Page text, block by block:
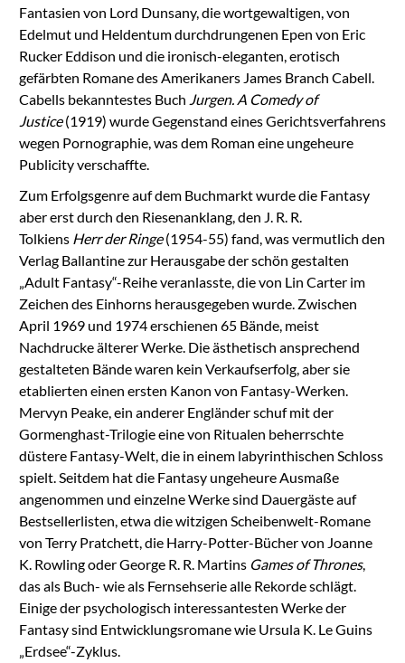
Fantasien von Lord Dunsany, die wortgewaltigen, von
Edelmut und Heldentum durchdrungenen Epen von Eric
Rucker Eddison und die ironisch-eleganten, erotisch
gefärbten Romane des Amerikaners James Branch Cabell.
Cabells bekanntestes Buch Jurgen. A Comedy of
Justice(1919) wurde Gegenstand eines Gerichtsverfahrens
wegen Pornographie, was dem Roman eine ungeheure
Publicity verschaffte.
Zum Erfolgsgenre auf dem Buchmarkt wurde die Fantasy
aber erst durch den Riesenanklang, den J. R. R.
Tolkiens Herr der Ringe(1954-55) fand, was vermutlich den
Verlag Ballantine zur Herausgabe der schön gestalten
„Adult Fantasy“-Reihe veranlasste, die von Lin Carter im
Zeichen des Einhorns herausgegeben wurde. Zwischen
April 1969 und 1974 erschienen 65 Bände, meist
Nachdrucke älterer Werke. Die ästhetisch ansprechend
gestalteten Bände waren kein Verkaufserfolg, aber sie
etablierten einen ersten Kanon von Fantasy-Werken.
Mervyn Peake, ein anderer Engländer schuf mit der
Gormenghast-Trilogie eine von Ritualen beherrschte
düstere Fantasy-Welt, die in einem labyrinthischen Schloss
spielt. Seitdem hat die Fantasy ungeheure Ausmaße
angenommen und einzelne Werke sind Dauergäste auf
Bestsellerlisten, etwa die witzigen Scheibenwelt-Romane
von Terry Pratchett, die Harry-Potter-Bücher von Joanne
K. Rowling oder George R. R. Martins Games of Thrones,
das als Buch- wie als Fernsehserie alle Rekorde schlägt.
Einige der psychologisch interessantesten Werke der
Fantasy sind Entwicklungsromane wie Ursula K. Le Guins
„Erdsee“-Zyklus.